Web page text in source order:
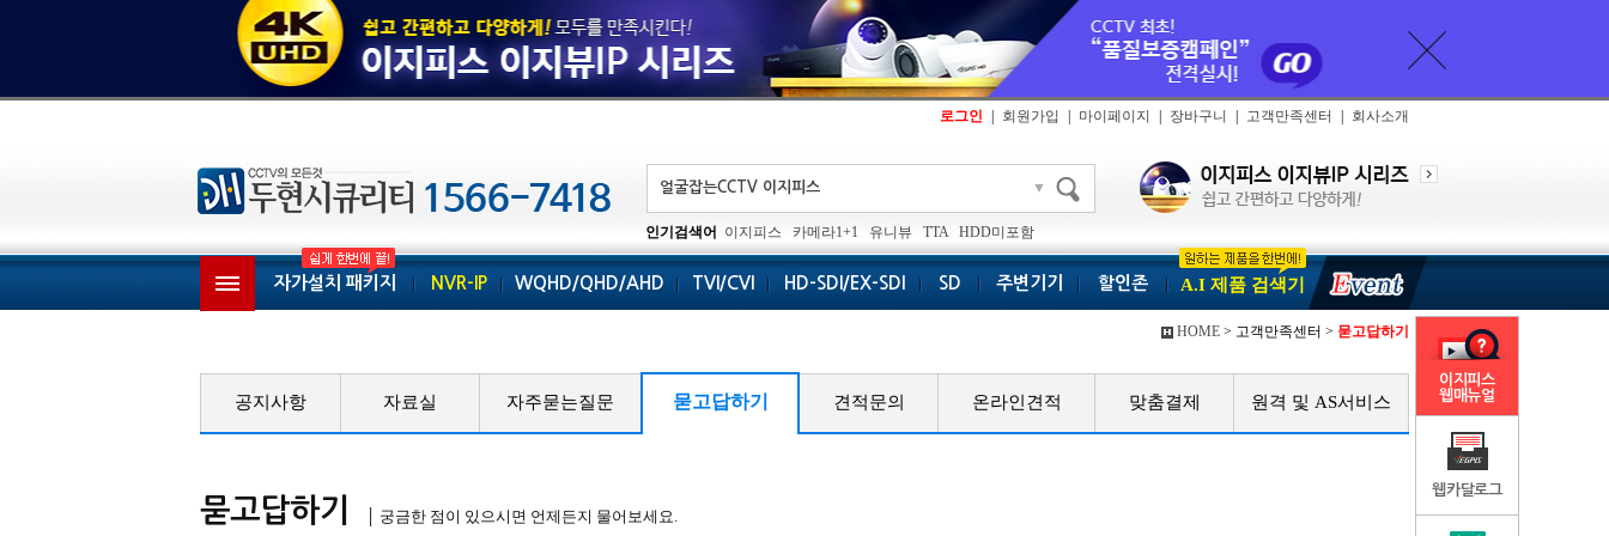
로그인 회원가입 마이페이지 장바구니 고객만족센터 회사소개
▼
인기검색어 이지피스 카메라1+1 유니뷰 TTA HDD미포함
자가설치 패키지 NVR-IP WQHD/QHD/AHD TVI/CVI HD-SDI/EX-SDI SD 주변기기 할인존 A.I 제품 검색기
HOME > 고객만족센터 > 묻고답하기
공지사항 자료실 자주묻는질문 묻고답하기 견적문의 온라인견적 맞춤결제 원격 및 AS서비스
묻고답하기 │ 궁금한 점이 있으시면 언제든지 물어보세요.
이지피스
웹매뉴얼
웹카달로그